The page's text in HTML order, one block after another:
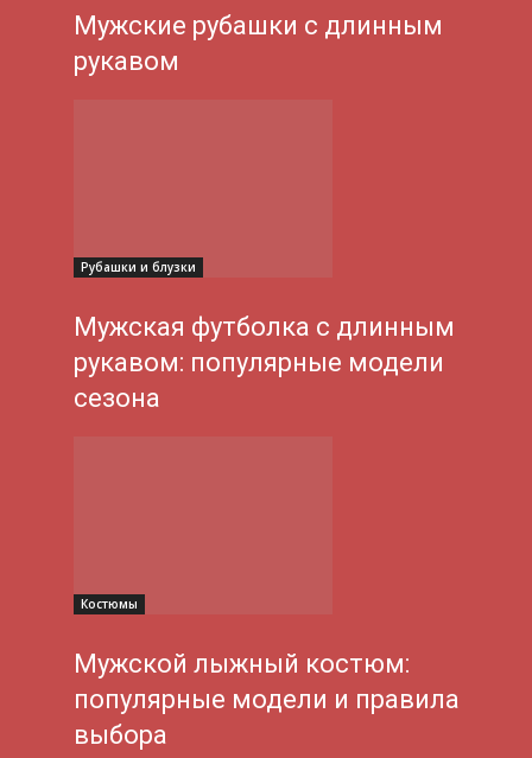
Мужские рубашки с длинным
рукавом
Рубашки и блузки
Мужская футболка с длинным
рукавом: популярные модели
сезона
Костюмы
Мужской лыжный костюм:
популярные модели и правила
выбора